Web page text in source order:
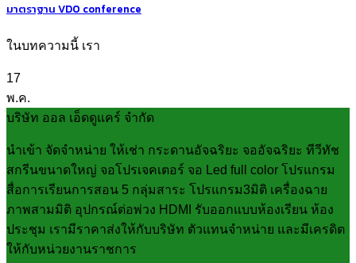
มาตราฐาน VDO conference
ในบทความนี้ เรา
17
พ.ค.
บริษัท ออล เอ็ดดูแคร์ จำกัด
นำเข้า จัดจำหน่าย ให้เช่า กระดานอัจฉริยะ จออัจฉริยะ ทีวีทัช
สกรีนขนาดใหญ่ จอโปรเจคเตอร์ จอ Led full color โปรแกรม
สื่อการเรียนการสอน 5 กลุ่มสาระ โปรแกรม3มิติ เครื่องฉาย
ภาพสามมิติ อุปกรณ์ต่อพ่วง HDMI รับออกแบบห้องเรียน ห้อง
ประชุม เรามีราคาส่งให้กับบริษัท ตัวแทนจำหน่าย และมีเครดิต
ให้กับหน่วยงานราชการ